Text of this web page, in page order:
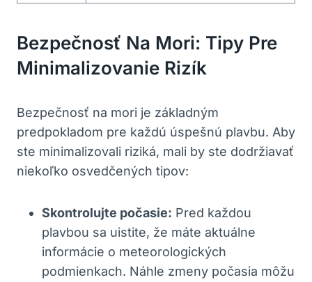
Bezpečnosť Na Mori: Tipy Pre
Minimalizovanie Rizík
Bezpečnosť na mori je​ základným⁢
predpokladom pre‍ každú ‍úspešnú plavbu. Aby
ste minimalizovali riziká, mali by ste dodržiavať
niekoľko osvedčených tipov:
Skontrolujte počasie: Pred každou⁤
plavbou sa uistite, že máte aktuálne
informácie o meteorologických‍
podmienkach. Náhle ‌zmeny počasia⁢ môžu